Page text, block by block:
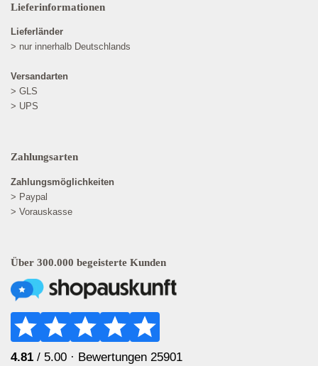
Lieferinformationen
Lieferländer
> nur innerhalb Deutschlands
Versandarten
> GLS
> UPS
Zahlungsarten
Zahlungsmöglichkeiten
> Paypal
> Vorauskasse
Über 300.000 begeisterte Kunden
4.81 / 5.00 · Bewertungen 25901